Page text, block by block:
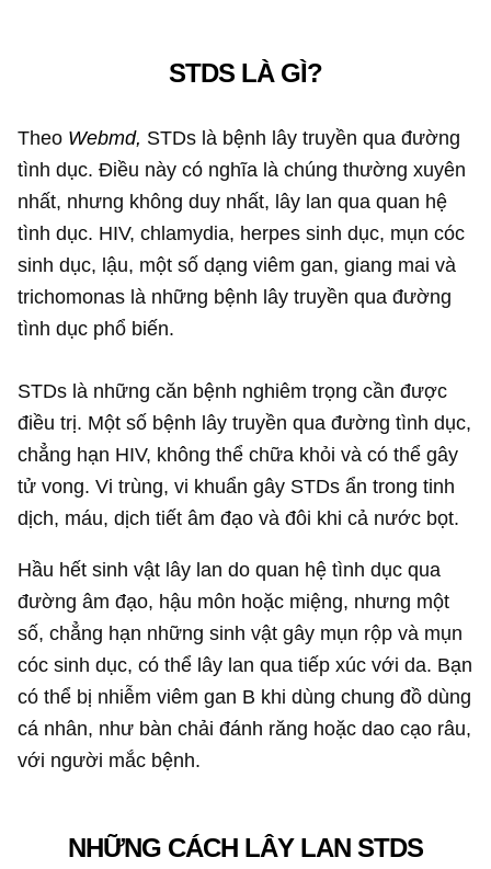
STDS LÀ GÌ?
Theo Webmd, STDs là bệnh lây truyền qua đường
tình dục. Điều này có nghĩa là chúng thường xuyên
nhất, nhưng không duy nhất, lây lan qua quan hệ
tình dục. HIV, chlamydia, herpes sinh dục, mụn cóc
sinh dục, lậu, một số dạng viêm gan, giang mai và
trichomonas là những bệnh lây truyền qua đường
tình dục phổ biến.
STDs là những căn bệnh nghiêm trọng cần được
điều trị. Một số bệnh lây truyền qua đường tình dục,
chẳng hạn HIV, không thể chữa khỏi và có thể gây
tử vong. Vi trùng, vi khuẩn gây STDs ẩn trong tinh
dịch, máu, dịch tiết âm đạo và đôi khi cả nước bọt.
Hầu hết sinh vật lây lan do quan hệ tình dục qua
đường âm đạo, hậu môn hoặc miệng, nhưng một
số, chẳng hạn những sinh vật gây mụn rộp và mụn
cóc sinh dục, có thể lây lan qua tiếp xúc với da. Bạn
có thể bị nhiễm viêm gan B khi dùng chung đồ dùng
cá nhân, như bàn chải đánh răng hoặc dao cạo râu,
với người mắc bệnh.
NHỮNG CÁCH LÂY LAN STDS